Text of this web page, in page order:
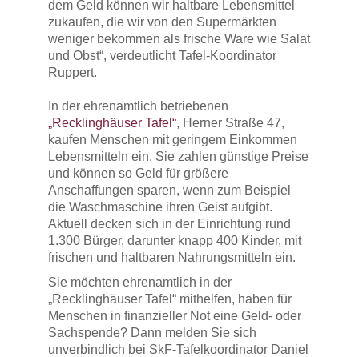
dem Geld können wir haltbare Lebensmittel
zukaufen, die wir von den Supermärkten
weniger bekommen als frische Ware wie Salat
und Obst“, verdeutlicht Tafel-Koordinator
Ruppert.
In der ehrenamtlich betriebenen
„Recklinghäuser Tafel“, Herner Straße 47,
kaufen Menschen mit geringem Einkommen
Lebensmitteln ein. Sie zahlen günstige Preise
und können so Geld für größere
Anschaffungen sparen, wenn zum Beispiel
die Waschmaschine ihren Geist aufgibt.
Aktuell decken sich in der Einrichtung rund
1.300 Bürger, darunter knapp 400 Kinder, mit
frischen und haltbaren Nahrungsmitteln ein.
Sie möchten ehrenamtlich in der
„Recklinghäuser Tafel“ mithelfen, haben für
Menschen in finanzieller Not eine Geld- oder
Sachspende? Dann melden Sie sich
unverbindlich bei SkF-Tafelkoordinator Daniel